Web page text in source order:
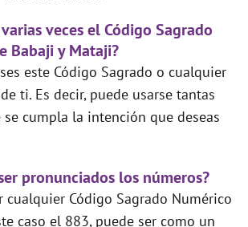
veces el Código Sagrado
Babaji y Mataji?
este Código Sagrado o cualquier
ti. Es decir, puede usarse tantas
se cumpla la intención que deseas
pronunciados los números?
cualquier Código Sagrado Numérico
caso el 883, puede ser como un